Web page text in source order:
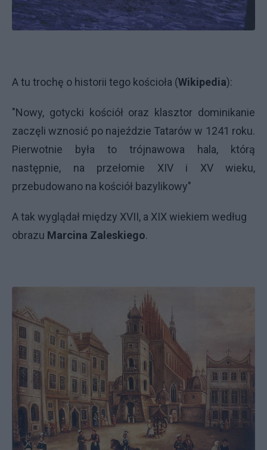
A tu trochę o historii tego kościoła (Wikipedia):
"Nowy, gotycki kościół oraz klasztor dominikanie
zaczęli wznosić po najeździe Tatarów w 1241 roku.
Pierwotnie była to trójnawowa hala, którą
następnie, na przełomie XIV i XV wieku,
przebudowano na kościół bazylikowy"
A tak wyglądał między XVII, a XIX wiekiem według
obrazu Marcina Zaleskiego.